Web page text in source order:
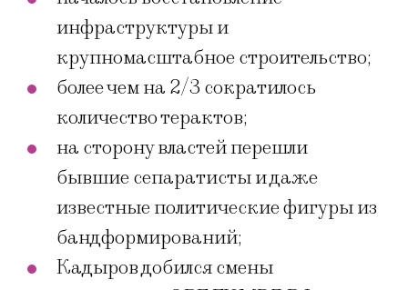
инфраструктуры и
крупномасштабное строительство;
более чем на 2/3 сократилось
количество терактов;
на сторону властей перешли
бывшие сепаратисты и даже
известные политические фигуры из
бандформирований;
Кадыров добился смены